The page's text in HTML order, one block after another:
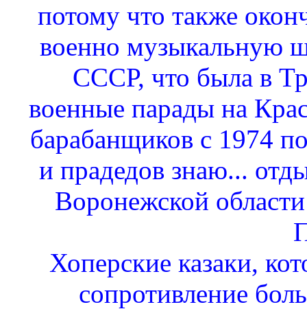
потому что также
военно музыкальную
СССР, что была в
военные парады на
барабанщиков с 1974
и прадедов знаю...
Воронежской
Хоперские казаки,
сопротивление